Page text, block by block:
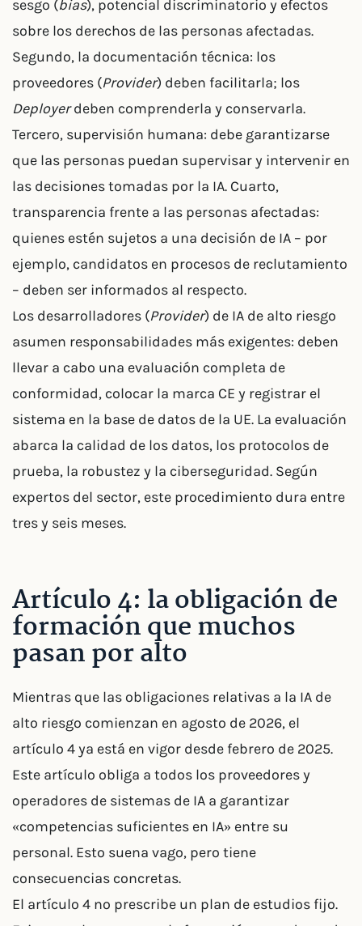
sesgo (bias), potencial discriminatorio y efectos
sobre los derechos de las personas afectadas.
Segundo, la documentación técnica: los
proveedores (Provider) deben facilitarla; los
Deployerdeben comprenderla y conservarla.
Tercero, supervisión humana: debe garantizarse
que las personas puedan supervisar y intervenir en
las decisiones tomadas por la IA. Cuarto,
transparencia frente a las personas afectadas:
quienes estén sujetos a una decisión de IA – por
ejemplo, candidatos en procesos de reclutamiento
– deben ser informados al respecto.
Los desarrolladores (Provider) de IA de alto riesgo
asumen responsabilidades más exigentes: deben
llevar a cabo una evaluación completa de
conformidad, colocar la marca CE y registrar el
sistema en la base de datos de la UE. La evaluación
abarca la calidad de los datos, los protocolos de
prueba, la robustez y la ciberseguridad. Según
expertos del sector, este procedimiento dura entre
tres y seis meses.
Artículo 4: la obligación de
formación que muchos
pasan por alto
Mientras que las obligaciones relativas a la IA de
alto riesgo comienzan en agosto de 2026, el
artículo 4 ya está en vigor desde febrero de 2025.
Este artículo obliga a todos los proveedores y
operadores de sistemas de IA a garantizar
«competencias suficientes en IA» entre su
personal. Esto suena vago, pero tiene
consecuencias concretas.
El artículo 4 no prescribe un plan de estudios fijo.